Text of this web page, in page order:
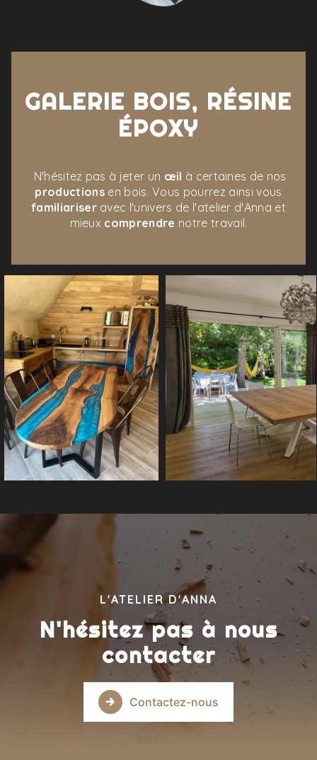
GALERIE BOIS, RÉSINE
ÉPOXY
N'hésitez pas à jeter un œil à certaines de nos
productions en bois. Vous pourrez ainsi vous
familiariseravec l'univers de l'atelier d'Anna et
mieux comprendre notre travail.
L'ATELIER D'ANNA
N'hésitez pas à nous
contacter
Contactez-nous